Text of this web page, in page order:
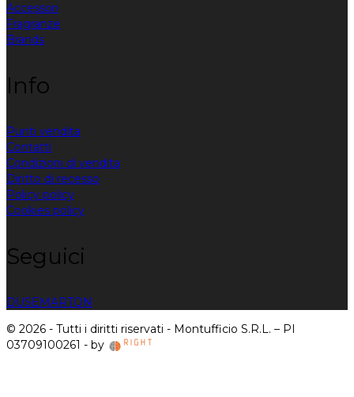
Accessori
Fragranze
Brands
Info
Punti vendita
Contatti
Condizioni di vendita
Diritto di recesso
Policy policy
Cookies policy
Seguici
DUSEMARTON
© 2026 - Tutti i diritti riservati - Montufficio S.R.L. – PI
03709100261 - by